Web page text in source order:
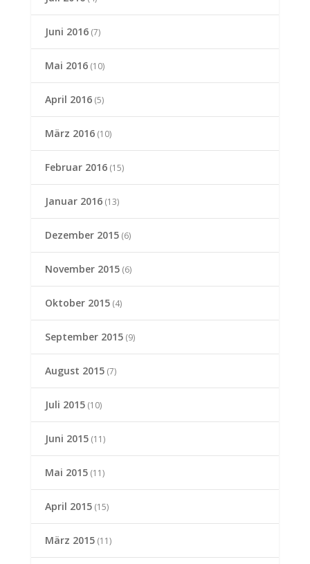
Juni 2016(7)
Mai 2016(10)
April 2016(5)
März 2016(10)
Februar 2016(15)
Januar 2016(13)
Dezember 2015(6)
November 2015(6)
Oktober 2015(4)
September 2015(9)
August 2015(7)
Juli 2015(10)
Juni 2015(11)
Mai 2015(11)
April 2015(15)
März 2015(11)